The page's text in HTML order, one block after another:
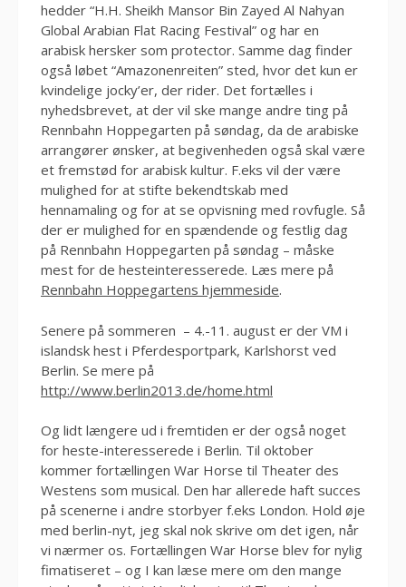
hedder “H.H. Sheikh Mansor Bin Zayed Al Nahyan
Global Arabian Flat Racing Festival” og har en
arabisk hersker som protector. Samme dag finder
også løbet “Amazonenreiten” sted, hvor det kun er
kvindelige jocky’er, der rider. Det fortælles i
nyhedsbrevet, at der vil ske mange andre ting på
Rennbahn Hoppegarten på søndag, da de arabiske
arrangører ønsker, at begivenheden også skal være
et fremstød for arabisk kultur. F.eks vil der være
mulighed for at stifte bekendtskab med
hennamaling og for at se opvisning med rovfugle. Så
der er mulighed for en spændende og festlig dag
på Rennbahn Hoppegarten på søndag – måske
mest for de hesteinteresserede. Læs mere på
Rennbahn Hoppegartens hjemmeside.
Senere på sommeren – 4.-11. august er der VM i
islandsk hest i Pferdesportpark, Karlshorst ved
Berlin. Se mere på
http://www.berlin2013.de/home.html
Og lidt længere ud i fremtiden er der også noget
for heste-interesserede i Berlin. Til oktober
kommer fortællingen War Horse til Theater des
Westens som musical. Den har allerede haft succes
på scenerne i andre storbyer f.eks London. Hold øje
med berlin-nyt, jeg skal nok skrive om det igen, når
vi nærmer os. Fortællingen War Horse blev for nylig
fimatiseret – og I kan læse mere om den mange